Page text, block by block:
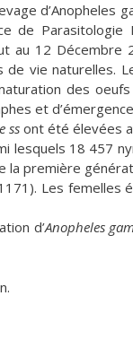
d’Anopheles
de
au 12
vie naturelles.
des
et
ss ont été élevées
18 457
première
Les femelles
d’Anopheles